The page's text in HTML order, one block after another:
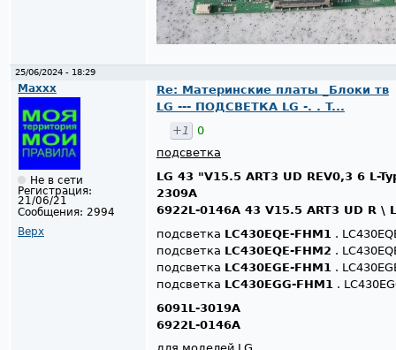
25/06/2024 - 18:29
Maxxx
Не в сети
Регистрация:
21/06/21
Сообщения: 2994
Верх
Re: Материнские платы _Блоки тв
LG --- ПОДСВЕТКА LG -. . T...
+1
0
подсветка
LG 43 "V15.5 ART3 UD REV0,3 6 L-
2309A
6922L-0146A 43 V15.5 ART3 UD R \ L
подсветка LC430EQE-FHM1 .
подсветка LC430EQE-FHM2 .
подсветка LC430EGE-FHM1 .
подсветка LC430EGG-FHM1 .
6091L-3019A
6922L-0146A